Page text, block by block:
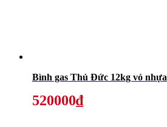
Bình gas Thủ Đức 12kg vỏ nhựa
520000₫